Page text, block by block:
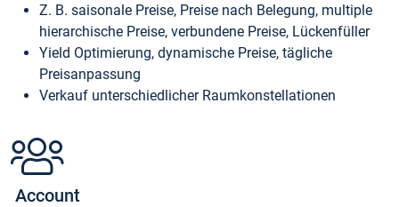
Z. B. saisonale Preise, Preise nach Belegung, multiple
hierarchische Preise, verbundene Preise, Lückenfüller
Yield Optimierung, dynamische Preise, tägliche
Preisanpassung
Verkauf unterschiedlicher Raumkonstellationen
Account